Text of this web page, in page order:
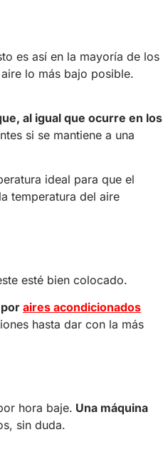
es así en la mayoría de los
lo más bajo posible.
al igual que ocurre en los
si se mantiene a una
ideal para que el
temperatura del aire
esté bien colocado.
aires acondicionados
hasta dar con la más
hora baje. Una máquina
sin duda.